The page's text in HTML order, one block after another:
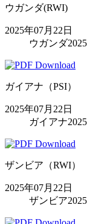
ウガンダ(RWI)
2025年07月22日
ウガンダ
ガイアナ（PSI）
2025年07月22日
ガイアナ
ザンビア（RWI）
2025年07月22日
ザンビア